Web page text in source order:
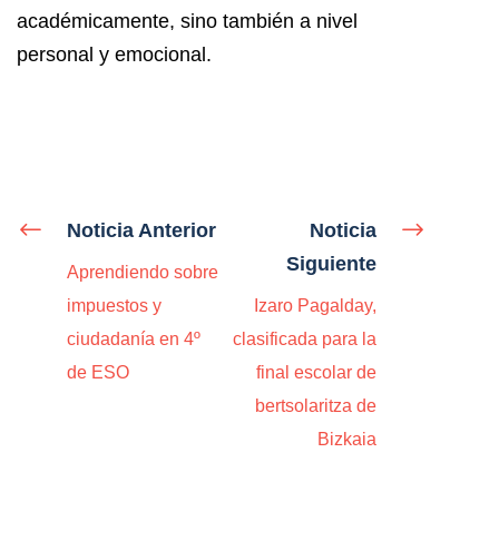
académicamente, sino también a nivel
personal y emocional.
Noticia Anterior
Aprendiendo sobre
impuestos y
ciudadanía en 4º
de ESO
Noticia
Siguiente
Izaro Pagalday,
clasificada para la
final escolar de
bertsolaritza de
Bizkaia